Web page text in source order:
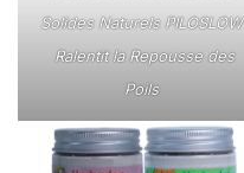
Solides Naturels PILOSLOW
Ralentit la Repousse des
Poils